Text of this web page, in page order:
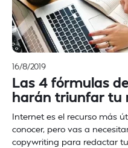
16/8/2019
Las 4 fórmulas
harán triunfar tu
Internet es el recurso más
conocer, pero vas a
copywriting para redactar